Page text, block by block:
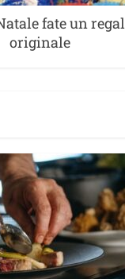
fate un
originale